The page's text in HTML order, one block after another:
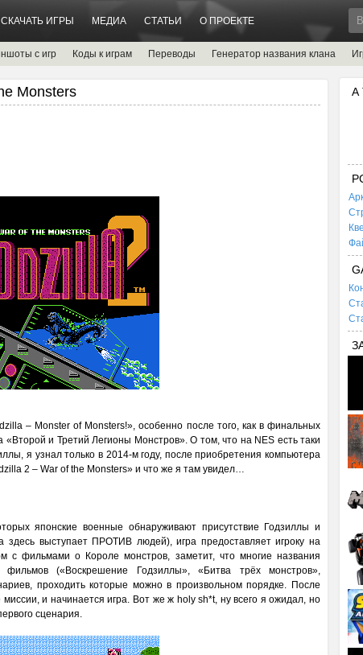
СКАЧАТЬ ИГРЫ МЕДИА СТАТЬИ О ПРОЕКТЕ
с игр Коды к играм Переводы Генератор названия клана
Monsters
– Monster of Monsters!», особенно после того, как в финальных
и Третий Легионы Монстров». О том, что на NES есть таки
я узнал только в 2014-м году, после приобретения компьютера
2 – War of the Monsters» и что же я там увидел…
японские военные обнаруживают присутствие Годзиллы и
здесь выступает ПРОТИВ людей), игра предоставляет игроку на
с фильмами о Короле монстров, заметит, что многие названия
фильмов («Воскрешение Годзиллы», «Битва трёх монстров»,
проходить которые можно в произвольном порядке. После
и начинается игра. Вот же ж holy sh*t, ну всего я ожидал, но
сценария.
А